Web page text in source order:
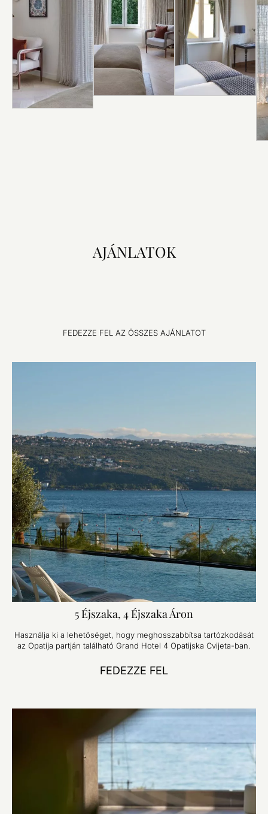
FEDEZZE
FEL
FEDEZZE
FEL
FEDEZZE
FEL
AJÁNLATOK
FEDEZZE FEL AZ ÖSSZES AJÁNLATOT
5 Éjszaka, 4 Éjszaka Áron
Használja ki a lehetőséget, hogy meghosszabbítsa tartózkodását
az Opatija partján található Grand Hotel 4 Opatijska Cvijeta-ban.
FEDEZZE FEL